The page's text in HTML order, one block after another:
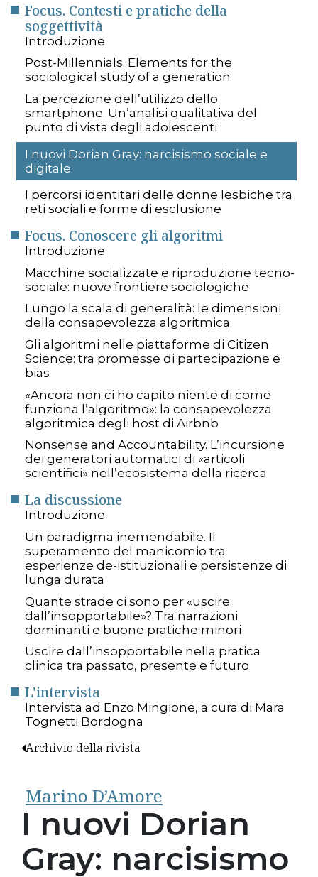
Focus. Contesti e pratiche della
soggettività
Introduzione
Post-Millennials. Elements for the
sociological study of a generation
La percezione dell’utilizzo dello
smartphone. Un’analisi qualitativa del
punto di vista degli adolescenti
I nuovi Dorian Gray: narcisismo sociale e
digitale
I percorsi identitari delle donne lesbiche tra
reti sociali e forme di esclusione
Focus. Conoscere gli algoritmi
Introduzione
Macchine socializzate e riproduzione tecno-
sociale: nuove frontiere sociologiche
Lungo la scala di generalità: le dimensioni
della consapevolezza algoritmica
Gli algoritmi nelle piattaforme di Citizen
Science: tra promesse di partecipazione e
bias
«Ancora non ci ho capito niente di come
funziona l’algoritmo»: la consapevolezza
algoritmica degli host di Airbnb
Nonsense and Accountability. L’incursione
dei generatori automatici di «articoli
scientifici» nell’ecosistema della ricerca
La discussione
Introduzione
Un paradigma inemendabile. Il
superamento del manicomio tra
esperienze de-istituzionali e persistenze di
lunga durata
Quante strade ci sono per «uscire
dall’insopportabile»? Tra narrazioni
dominanti e buone pratiche minori
Uscire dall’insopportabile nella pratica
clinica tra passato, presente e futuro
L'intervista
Intervista ad Enzo Mingione, a cura di Mara
Tognetti Bordogna
Archivio della rivista
Marino D’Amore
I nuovi Dorian
Gray: narcisismo